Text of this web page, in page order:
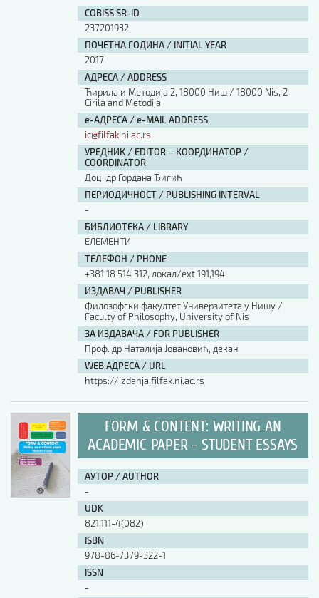
COBISS.SR-ID
237201932
ПОЧЕТНА ГОДИНА / INITIAL YEAR
2017
АДРЕСА / ADDRESS
Ћирила и Методија 2, 18000 Ниш / 18000 Nis, 2
Cirila and Metodija
е-АДРЕСА / e-MAIL ADDRESS
ic@filfak.ni.ac.rs
УРЕДНИК / EDITOR – КООРДИНАТОР /
COORDINATOR
Доц. др Гордана Ђигић
ПЕРИОДИЧНОСТ / PUBLISHING INTERVAL
-
БИБЛИОТЕКА / LIBRARY
ЕЛЕМЕНТИ
ТЕЛЕФОН / PHONE
+381 18 514 312, локал/ext 191,194
ИЗДАВАЧ / PUBLISHER
Филозофски факултет Универзитета у Нишу /
Faculty of Philosophy, University of Nis
ЗА ИЗДАВАЧА / FOR PUBLISHER
Проф. др Наталија Јовановић, декан
WEB АДРЕСА / URL
https://izdanja.filfak.ni.ac.rs
FORM & CONTENT: WRITING AN
ACADEMIC PAPER - STUDENT ESSAYS
АУТОР / AUTHOR
-
UDK
821.111-4(082)
ISBN
978-86-7379-322-1
ISSN
-